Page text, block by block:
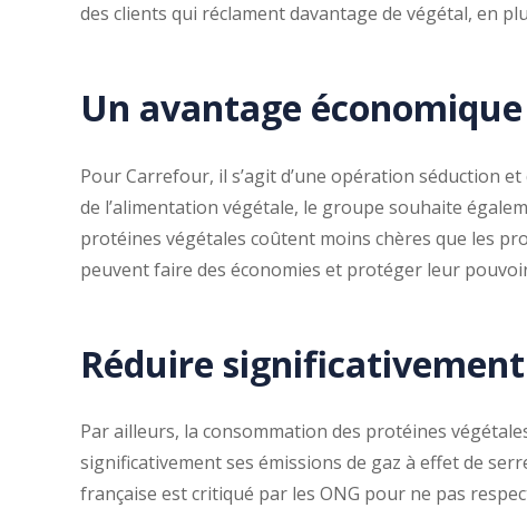
des clients qui réclament davantage de végétal, en
Un avantage économique
Pour Carrefour, il s’agit d’une opération séduction
de l’alimentation végétale, le groupe souhaite
protéines végétales coûtent moins chères que les
peuvent faire des économies et protéger leur pouvoir
Réduire significativement
Par ailleurs, la consommation des protéines
significativement ses émissions de gaz à effet de
française est critiqué par les ONG pour ne pas